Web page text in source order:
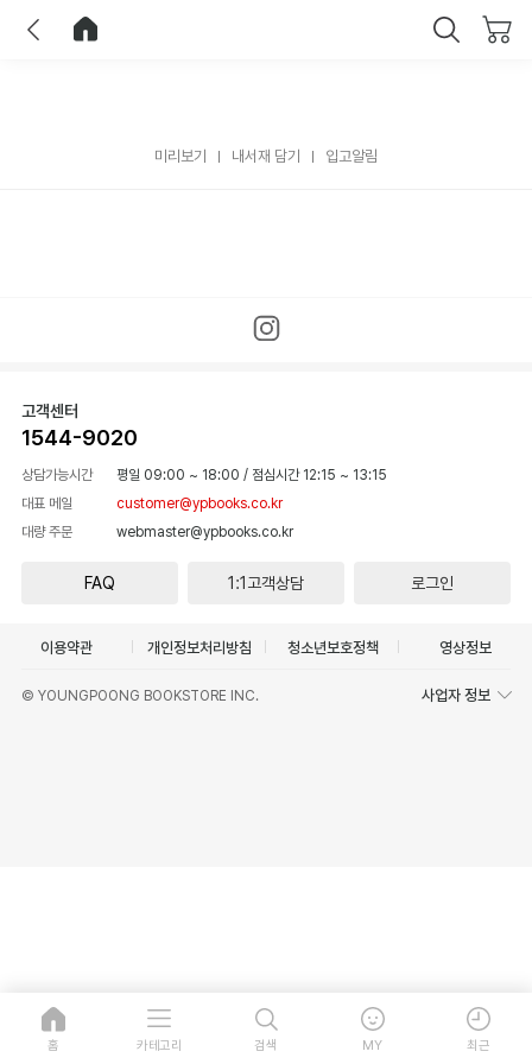
미리보기 내서재 담기 입고알림
고객센터
1544-9020
상담가능시간 평일 09:00 ~ 18:00 / 점심시간 12:15 ~ 13:15
대표 메일
customer@ypbooks.co.kr
대량 주문
webmaster@ypbooks.co.kr
FAQ 1:1고객상담 로그인
이용약관 개인정보처리방침 청소년보호정책 영상정보
© YOUNGPOONG BOOKSTORE INC. 사업자 정보
홈 카테고리 검색 MY 최근